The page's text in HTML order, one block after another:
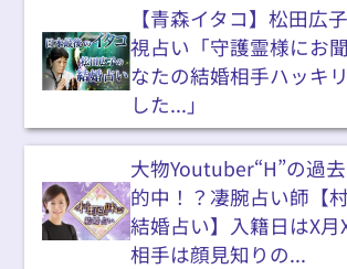
【青森イタコ】松田広
視占い「守護霊様にお
なたの結婚相手ハッキ
した...」
大物Youtuber“H”の過
的中！？凄腕占い師【
結婚占い】入籍日はX月
相手は顔見知りの...